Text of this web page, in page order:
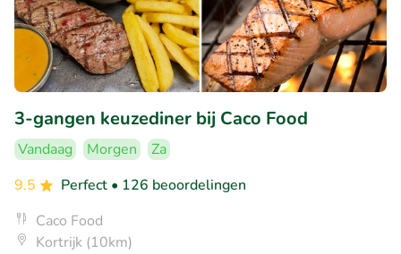
3-gangen keuzediner bij Caco Food
Vandaag Morgen
Za
9.5
Perfect • 126 beoordelingen
Caco Food
Kortrijk (10km)